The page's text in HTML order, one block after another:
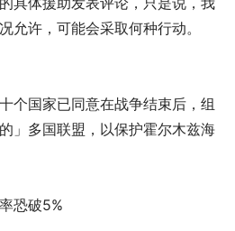
允许，可能会采取何种行动。
个国家已同意在战争结束后，组
」多国联盟，以保护霍尔木兹海
恐破5%